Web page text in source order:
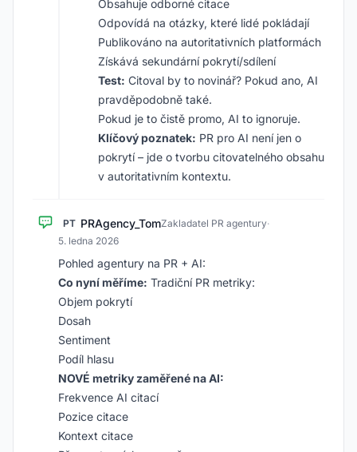
Obsahuje odborné citace
Odpovídá na otázky, které lidé pokládají
Publikováno na autoritativních platformách
Získává sekundární pokrytí/sdílení
Test: Citoval by to novinář? Pokud ano, AI
pravděpodobně také.
Pokud je to čistě promo, AI to ignoruje.
Klíčový poznatek: PR pro AI není jen o
pokrytí – jde o tvorbu citovatelného obsahu
v autoritativním kontextu.
PT PRAgency_TomZakladatel PR agentury·
5. ledna 2026
Pohled agentury na PR + AI:
Co nyní měříme: Tradiční PR metriky:
Objem pokrytí
Dosah
Sentiment
Podíl hlasu
NOVÉ metriky zaměřené na AI:
Frekvence AI citací
Pozice citace
Kontext citace